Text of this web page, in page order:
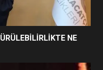
NASIL
NE